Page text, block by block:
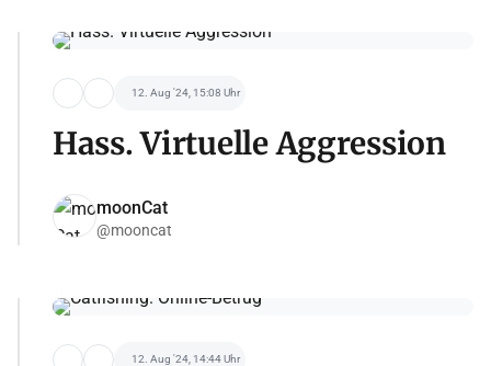
12. Aug '24, 15:08 Uhr
Hass. Virtuelle Aggression
moonCat
@mooncat
12. Aug '24, 14:44 Uhr